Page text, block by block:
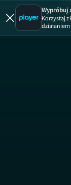
Wypróbuj
Korzystaj z
działaniem